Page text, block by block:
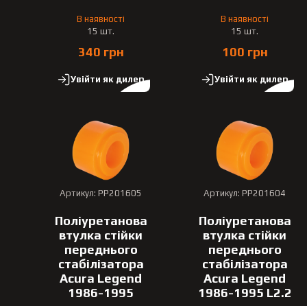
В наявності
15 шт.
340 грн
Увійти як дилер
В наявності
15 шт.
100 грн
Увійти як дилер
Артикул: PP201605
Поліуретанова
втулка стійки
переднього
стабілізатора
Acura Legend
1986-1995
Артикул: PP201604
Поліуретанова
втулка стійки
переднього
стабілізатора
Acura Legend
1986-1995 L2.2